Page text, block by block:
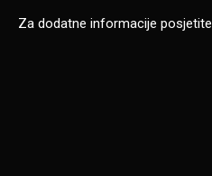
Za dodatne informacije posjetite